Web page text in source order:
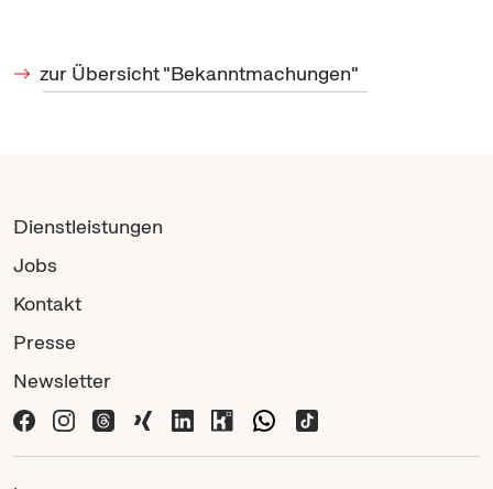
zur Übersicht "Bekanntmachungen"
Dienstleistungen
Jobs
Kontakt
Presse
Newsletter